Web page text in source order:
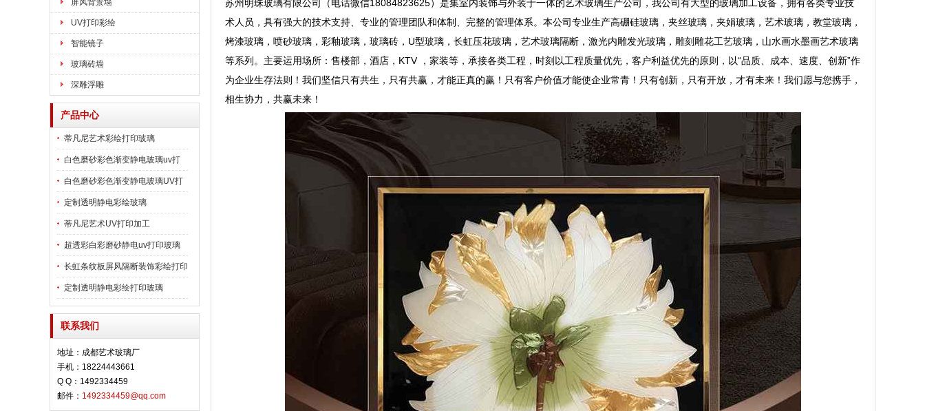
屏风背景墙
UV打印彩绘
智能镜子
玻璃砖墙
深雕浮雕
产品中心
蒂凡尼艺术彩绘打印玻璃
白色磨砂彩色渐变静电玻璃uv打
印玻璃
白色磨砂彩色渐变静电玻璃UV打
印加工
定制透明静电彩绘玻璃
蒂凡尼艺术UV打印加工
超透彩白彩磨砂静电uv打印玻璃
长虹条纹板屏风隔断装饰彩绘打印
玻璃
定制透明静电彩绘打印玻璃
联系我们
地址：成都艺术玻璃厂
手机：18224443661
Q Q：1492334459
邮件： 1492334459@qq.com
苏州明珠玻璃有限公司（电话微信18084823625）是集室内装饰与外装于一体的艺术玻璃生产公司，我公司有大型的玻璃加工设备，拥有各类专业技
术人员，具有强大的技术支持、专业的管理团队和体制、完整的管理体系。本公司专业生产高硼硅玻璃，夹丝玻璃，夹娟玻璃，艺术玻璃，教堂玻璃，
烤漆玻璃，喷砂玻璃，彩釉玻璃，玻璃砖，U型玻璃，长虹压花玻璃，艺术玻璃隔断，激光内雕发光玻璃，雕刻雕花工艺玻璃，山水画水墨画艺术玻璃
等系列。主要运用场所：售楼部，酒店，KTV ，家装等，承接各类工程，时刻以工程质量优先，客户利益优先的原则，以“品质、成本、速度、创新”作
为企业生存法则！我们坚信只有共生，只有共赢，才能正真的赢！只有客户价值才能使企业常青！只有创新，只有开放，才有未来！我们愿与您携手，
相生协力，共赢未来！